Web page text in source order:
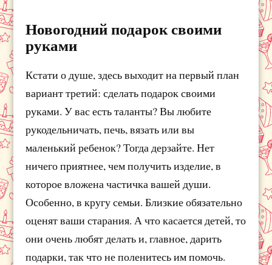
Новогодний подарок своими
руками
Кстати о душе, здесь выходит на первый план
вариант третий: сделать подарок своими
руками. У вас есть таланты? Вы любите
рукодельничать, печь, вязать или вы
маленький ребенок? Тогда дерзайте. Нет
ничего приятнее, чем получить изделие, в
которое вложена частичка вашей души.
Особенно, в кругу семьи. Близкие обязательно
оценят ваши старания. А что касается детей, то
они очень любят делать и, главное, дарить
подарки, так что не поленитесь им помочь.